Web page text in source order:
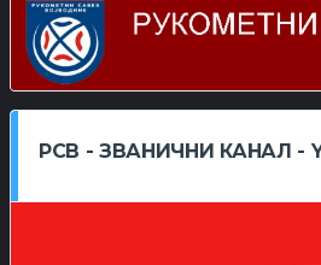
РСВ - ЗВАНИЧНИ КАНАЛ -